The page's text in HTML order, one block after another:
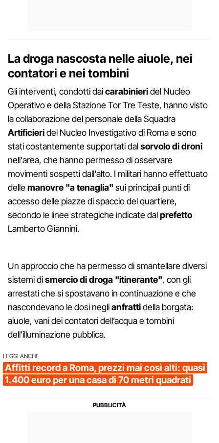
La droga nascosta nelle aiuole, nei
contatori e nei tombini
Gli interventi, condotti daicarabinieridel Nucleo
Operativo e della Stazione Tor Tre Teste, hanno visto
la collaborazione del personale della Squadra
Artificieridel Nucleo Investigativo di Roma e sono
stati costantemente supportati dalsorvolo di droni
nell'area, che hanno permesso di osservare
movimenti sospetti dall'alto. I militari hanno effettuato
dellemanovre "a tenaglia" sui principali punti di
accesso delle piazze di spaccio del quartiere,
secondo le linee strategiche indicate dalprefetto
Lamberto Giannini.
Un approccio che ha permesso di smantellare diversi
sistemi dismercio di droga "itinerante", con gli
arrestati che si spostavano in continuazione e che
nascondevano le dosi neglianfrattidella borgata:
aiuole, vani dei contatori dell’acqua e tombini
dell’illuminazione pubblica.
LEGGI ANCHE
Affitti record a Roma, prezzi mai così alti: quasi
1.400 euro per una casa di 70 metri quadrati